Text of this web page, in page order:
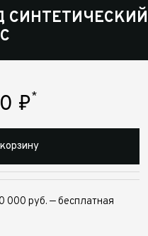
СИНТЕТИЧЕСКИЙ
₽*
000 руб. — бесплатная